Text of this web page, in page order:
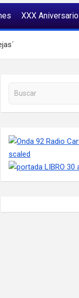
XXX Aniversario
Buscar en la web